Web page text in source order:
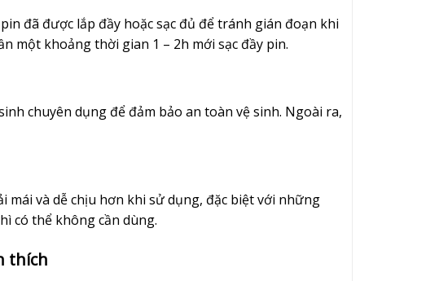
đã được lắp đầy hoặc sạc đủ để tránh gián đoạn khi
một khoảng thời gian 1 – 2h mới sạc đầy pin.
chuyên dụng để đảm bảo an toàn vệ sinh. Ngoài ra,
mái và dễ chịu hơn khi sử dụng, đặc biệt với những
có thể không cần dùng.
thích